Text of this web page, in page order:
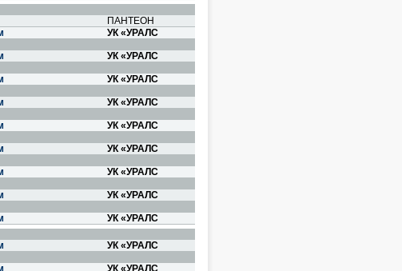
ПАНТЕОН
УК «УРАЛС
УК «УРАЛС
УК «УРАЛС
УК «УРАЛС
УК «УРАЛС
УК «УРАЛС
УК «УРАЛС
УК «УРАЛС
УК «УРАЛС
УК «УРАЛС
УК «УРАЛС